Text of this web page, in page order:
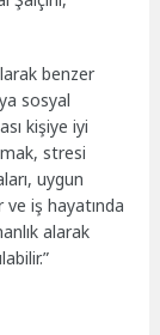
benzer
sosyal
kişiye iyi
stresi
uygun
iş hayatında
alarak